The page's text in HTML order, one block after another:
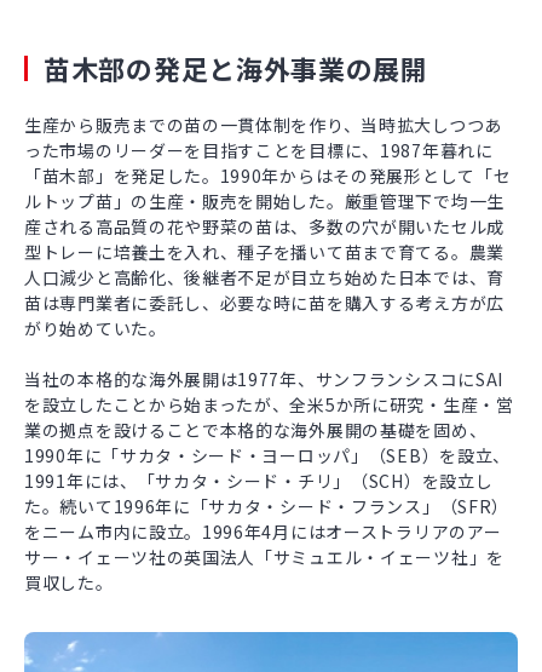
苗木部の発足と海外事業の展開
生産から販売までの苗の一貫体制を作り、当時拡大しつつあ
った市場のリーダーを目指すことを目標に、1987年暮れに
「苗木部」を発足した。1990年からはその発展形として「セ
ルトップ苗」の生産・販売を開始した。厳重管理下で均一生
産される高品質の花や野菜の苗は、多数の穴が開いたセル成
型トレーに培養土を入れ、種子を播いて苗まで育てる。農業
人口減少と高齢化、後継者不足が目立ち始めた日本では、育
苗は専門業者に委託し、必要な時に苗を購入する考え方が広
がり始めていた。
当社の本格的な海外展開は1977年、サンフランシスコにSAI
を設立したことから始まったが、全米5か所に研究・生産・営
業の拠点を設けることで本格的な海外展開の基礎を固め、
1990年に「サカタ・シード・ヨーロッパ」（SEB）を設立、
1991年には、「サカタ・シード・チリ」（SCH）を設立し
た。続いて1996年に「サカタ・シード・フランス」（SFR）
をニーム市内に設立。1996年4月にはオーストラリアのアー
サー・イェーツ社の英国法人「サミュエル・イェーツ社」を
買収した。